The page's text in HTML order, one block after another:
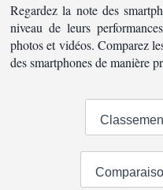
Regardez la note des
niveau de leurs
photos et vidéos. Comparez
des smartphones de manière